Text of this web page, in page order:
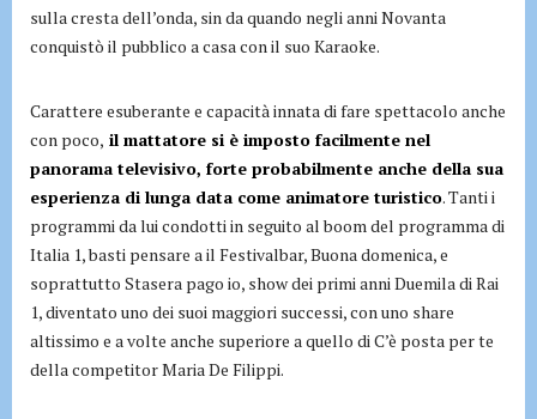
sulla cresta dell’onda, sin da quando negli anni Novanta
conquistò il pubblico a casa con il suo Karaoke.
Carattere esuberante e capacità innata di fare spettacolo anche
con poco, il mattatore si è imposto facilmente nel
panorama televisivo, forte probabilmente anche della sua
esperienza di lunga data come animatore turistico. Tanti i
programmi da lui condotti in seguito al boom del programma di
Italia 1, basti pensare a il Festivalbar, Buona domenica, e
soprattutto Stasera pago io, show dei primi anni Duemila di Rai
1, diventato uno dei suoi maggiori successi, con uno share
altissimo e a volte anche superiore a quello di C’è posta per te
della competitor Maria De Filippi.